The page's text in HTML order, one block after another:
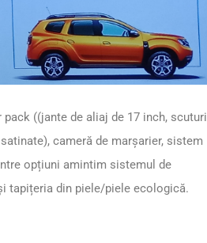
((jante de aliaj de 17 inch, scuturi
cameră de marșarier, sistem
opțiuni amintim sistemul de
tapițeria din piele/piele ecologică.